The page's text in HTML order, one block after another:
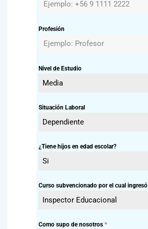
Profesión
Nivel de Estudio
Media
Situación Laboral
Dependiente
¿Tiene hijos en edad escolar?
Si
Curso subvencionado por el cual ingresó
Inspector Educacional
Como supo de nosotros *